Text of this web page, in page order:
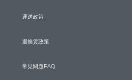
運送政策
退換貨政策
常見問題FAQ